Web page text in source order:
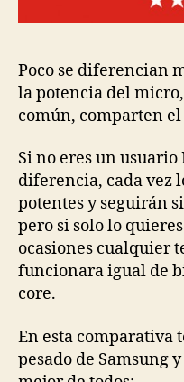
Poco se diferencian
la potencia del
común, comparten
Si no eres un
diferencia, cada vez
potentes y seguirán
pero si solo lo
ocasiones cualquier
funcionara igual de
core.
En esta comparativa
pesado de Samsung